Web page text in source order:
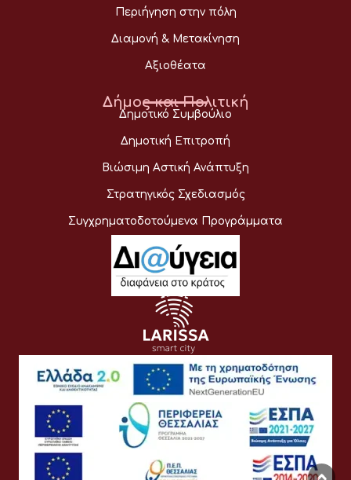
Περιήγηση στην πόλη
Διαμονή & Μετακίνηση
Αξιοθέατα
Δήμος και Πολιτική
Δημοτικό Συμβούλιο
Δημοτική Επιτροπή
Βιώσιμη Αστική Ανάπτυξη
Στρατηγικός Σχεδιασμός
Συγχρηματοδοτούμενα Προγράμματα